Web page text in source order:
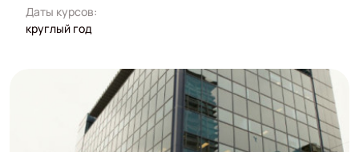
Даты курсов:
круглый год